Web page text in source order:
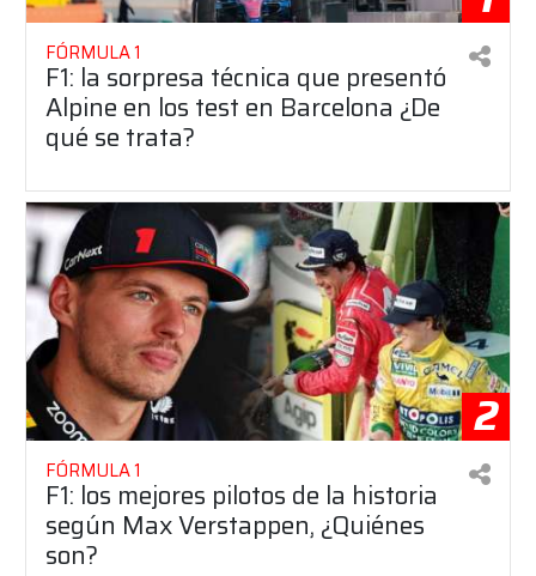
FÓRMULA 1
F1: la sorpresa técnica que presentó
Alpine en los test en Barcelona ¿De
qué se trata?
2
FÓRMULA 1
F1: los mejores pilotos de la historia
según Max Verstappen, ¿Quiénes
son?